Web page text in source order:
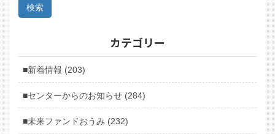
カテゴリー
■新着情報 (203)
■センターからのお知らせ (284)
■未来ファンドおうみ (232)